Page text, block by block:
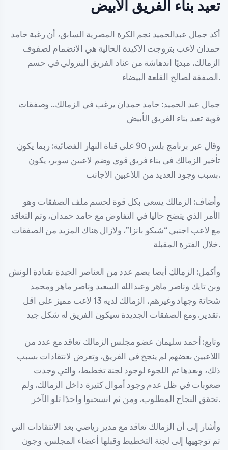
تعيد بناء الفريق الأبيض
أكد جمال عبدالحميد نجم الكرة المصرية السابق، أن رغبة حامد
حمدان لاعب بتروجت الاكيدة الحالية هي الانضمام لصفوف
الزمالك، مبديًا اندهاشة من عناد الفريق البترولي في حسم
الصفقة لصالح القلعة البيضاء.
جمال عبد الحميد: حامد حمدان يرغب في الزمالك.. وصفقات
قوية تعيد بناء الفريق الأبيض
وقال عبر برنامج بلس 90 على قناة النهار الفضائية: ربما يكون
تأخير الزمالك فى بناء فريق قوي وضم لاعبين سوبر، يكون
بسبب وجود العديد من اللاعبين الاجانب.
وأضاف: الزمالك يسعى بكل قوة لحسم ملف الصفقات وهو
الأمر الذي يتضح حاليا في التفاوض مع حامد حمدان، وتم التعاقد
مع لاعب اجنبي “شيكو بانزا”، ولازال هناك المزيد من الصفقات
خلال الفترة المقبلة.
وأكمل: الزمالك أيضا يضم عدد من العناصر الجيدة بقيادة الونش
وبن تايك وناصر ماهر وعبدالله السعيد وناصر ماهر ومحمد
شحاتة وجهاد وغيرهم، الزمالك لديه 13 لاعب مميز على اقل
تقدير. ومع الصفقات الجديدة سيكون الفريق له شكل جيد.
وتابع: أحمد سليمان عضو مجلس الزمالك تعاقد مع عدد من
اللاعبين بعضهم لم ينجح في الفريق، وتعرض لانتقادات بسبب
ذلك، وبعدها تم اللجوء لوجود لجنة تخطيط، والتي وجدت
صعوبات في ظل عدم وجود أموال كثيرة داخل الزمالك. ولم
تحقق النجاح المطلوب، ومن ثم انسحبوا واحدًا تلو الآخر.
وأشار إلى أن الزمالك تعاقد مع مدير رياضي بعد الانتقادات التي
تم توجهيها إلى لجنة التخطيط وقبلها أعضاء المجلس، وجون